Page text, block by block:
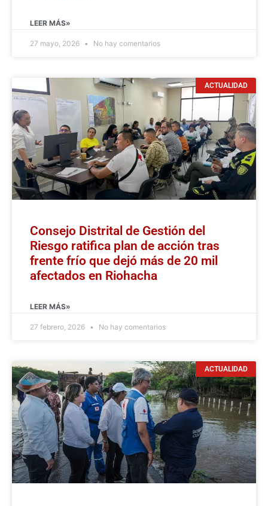
LEER MÁS»
27 mayo, 2026 No hay comentarios
ACTUALIDAD
Consejo Distrital de Gestión del
Riesgo ratifica plan de acción tras
frente frío que dejó más de 20 mil
afectados en Riohacha
LEER MÁS»
27 febrero, 2026 No hay comentarios
ACTUALIDAD